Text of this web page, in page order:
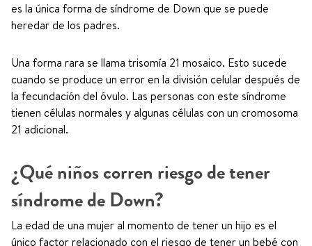
es la única forma de síndrome de Down que se puede
heredar de los padres.
Una forma rara se llama trisomía 21 mosaico. Esto sucede
cuando se produce un error en la división celular después de
la fecundación del óvulo. Las personas con este síndrome
tienen células normales y algunas células con un cromosoma
21 adicional.
¿Qué niños corren riesgo de tener
síndrome de Down?
La edad de una mujer al momento de tener un hijo es el
único factor relacionado con el riesgo de tener un bebé con